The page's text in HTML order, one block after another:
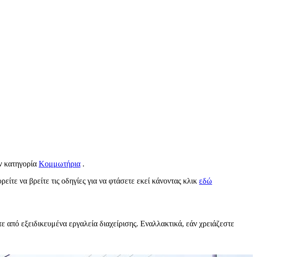
κατηγορία Κομμωτήρια .
να βρείτε τις οδηγίες για να φτάσετε εκεί κάνοντας κλικ εδώ
εξειδικευμένα εργαλεία διαχείρισης. Εναλλακτικά, εάν χρειάζεστε